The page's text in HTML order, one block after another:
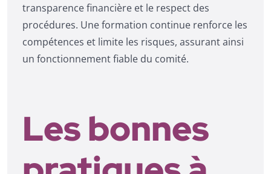
transparence financière et le respect des
procédures. Une formation continue renforce les
compétences et limite les risques, assurant ainsi
un fonctionnement fiable du comité.
Les bonnes